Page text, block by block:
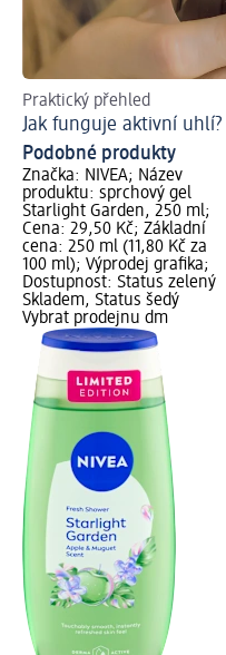
Praktický přehled
Jak funguje aktivní uhlí?
Podobné produkty
Značka: NIVEA; Název
produktu: sprchový gel
Starlight Garden, 250 ml;
Cena: 29,50 Kč; Základní
cena: 250 ml (11,80 Kč za
100 ml); Výprodej grafika;
Dostupnost: Status zelený
Skladem, Status šedý
Vybrat prodejnu dm